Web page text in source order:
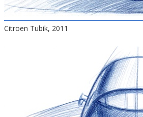
Citroen Tubik, 2011